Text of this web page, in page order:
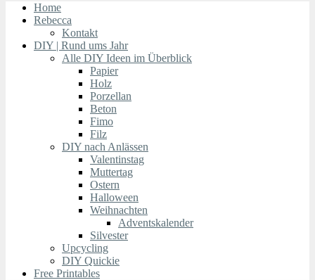
Home
Rebecca
Kontakt
DIY | Rund ums Jahr
Alle DIY Ideen im Überblick
Papier
Holz
Porzellan
Beton
Fimo
Filz
DIY nach Anlässen
Valentinstag
Muttertag
Ostern
Halloween
Weihnachten
Adventskalender
Silvester
Upcycling
DIY Quickie
Free Printables